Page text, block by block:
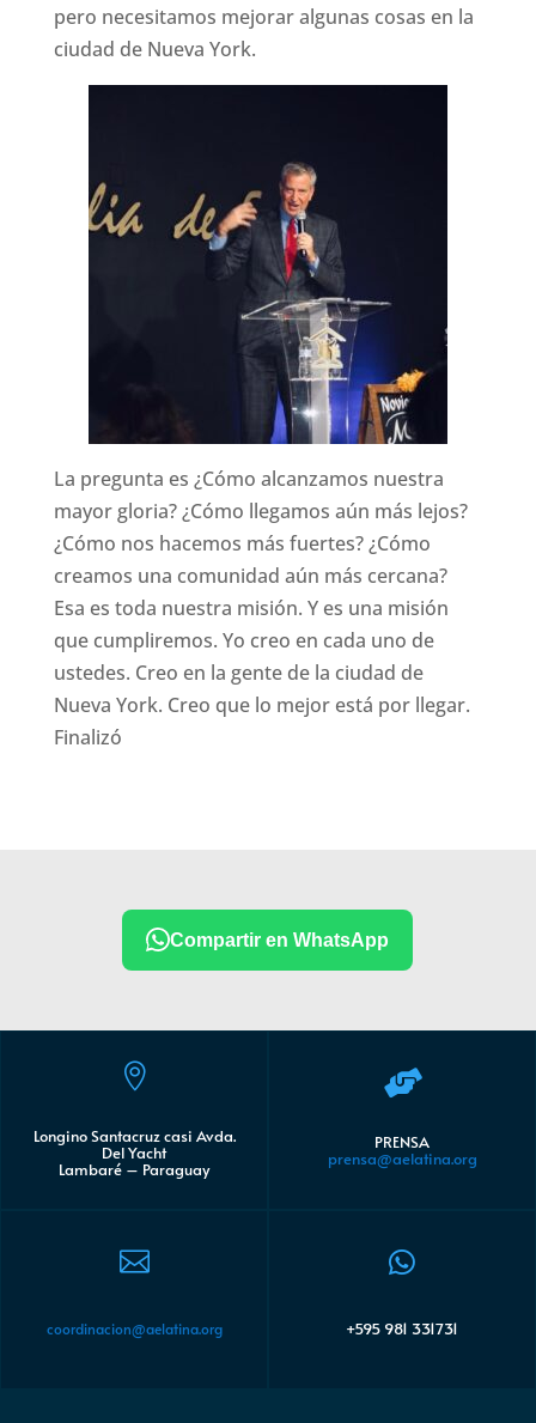
pero necesitamos mejorar algunas cosas en la
ciudad de Nueva York.
La pregunta es ¿Cómo alcanzamos nuestra
mayor gloria?¿Cómo llegamos aún más lejos?
¿Cómo nos hacemos más fuertes?¿Cómo
creamos una comunidad aún más cercana?
Esa es toda nuestra misión. Y es una misión
que cumpliremos. Yo creo en cada uno de
ustedes. Creo en la gente de la ciudad de
Nueva York. Creo que lo mejor está por llegar.
Finalizó
Compartir en WhatsApp

Longino Santacruz casi Avda.
Del Yacht
Lambaré – Paraguay

coordinacion@aelatina.org

PRENSA
prensa@aelatina.org

+595 981 331731